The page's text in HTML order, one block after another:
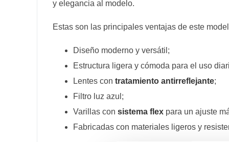
y elegancia al modelo.
Estas son las principales ventajas de este
Diseño moderno y versátil;
Estructura ligera y cómoda para el uso
Lentes con tratamiento antirreflejante;
Filtro luz azul;
Varillas con sistema flex para un ajuste
Fabricadas con materiales ligeros y